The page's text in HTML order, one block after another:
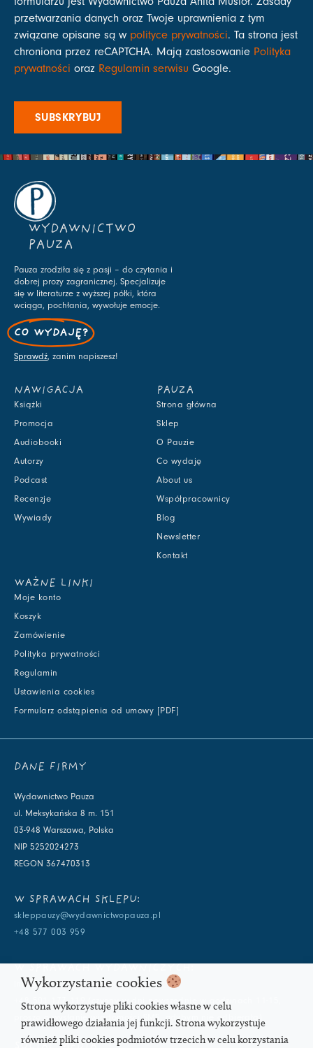
przetwarzania danych oraz Twoje uprawnienia z tym
związane opisane są w polityce prywatności. Ta strona jest
chroniona przez reCAPTCHA. Mają zastosowanie Polityka
prywatności oraz Regulamin serwisu Google.
SUBSKRYBUJ
WYDAWNICTWO
PAUZA
Pauza zrodziła się z pasji – do czytania i
dobrej prozy zagranicznej. Specjalizuje
się w literaturze z wyższej półki, która
wciąga, pochłania, wywołuje emocje.
CO WYDAJĘ?
Sprawdź, zanim napiszesz!
NAWIGACJA
Książki
Promocja
Audiobooki
Autorzy
Podcast
Recenzje
Wywiady
PAUZA
Strona główna
Sklep
O Pauzie
Co wydaję
About us
Współpracownicy
Blog
Newsletter
Kontakt
WAŻNE LINKI
Moje konto
Koszyk
Zamówienie
Polityka prywatności
Regulamin
Ustawienia cookies
Formularz odstąpienia od umowy [PDF]
DANE FIRMY
Wydawnictwo Pauza
ul. Meksykańska 8 m. 151
03-948 Warszawa, Polska
NIP 5252024273
REGON 367470313
W SPRAWACH SKLEPU:
skleppauzy@wydawnictwopauza.pl
+48 577 003 959
info@wydawnictwopauza.pl
+48 501 177 119 (czynny w dni powszednie w godzinach 11-15,
proszę o wysłanie wiadomości SMS, gdybym nie odbierała)
Wykorzystanie cookies
Strona wykorzystuje pliki cookies własne w celu
prawidłowego działania jej funkcji. Strona wykorzystuje
również pliki cookies podmiotów trzecich w celu korzystania